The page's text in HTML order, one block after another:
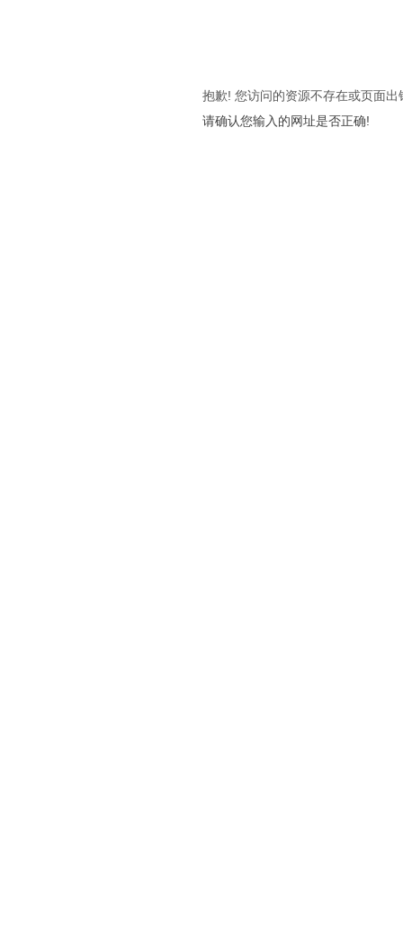
抱歉! 您访问的资源不存在或页面出
请确认您输入的网址是否正确!